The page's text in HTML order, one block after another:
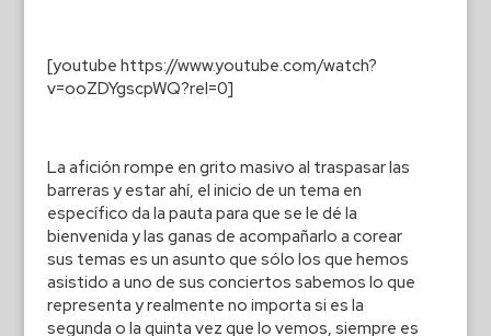
[youtube https://www.youtube.com/watch?
v=ooZDYgscpWQ?rel=0]
La afición rompe en grito masivo al traspasar las
barreras y estar ahí, el inicio de un tema en
específico da la pauta para que se le dé la
bienvenida y las ganas de acompañarlo a corear
sus temas es un asunto que sólo los que hemos
asistido a uno de sus conciertos sabemos lo que
representa y realmente no importa si es la
segunda o la quinta vez que lo vemos, siempre es